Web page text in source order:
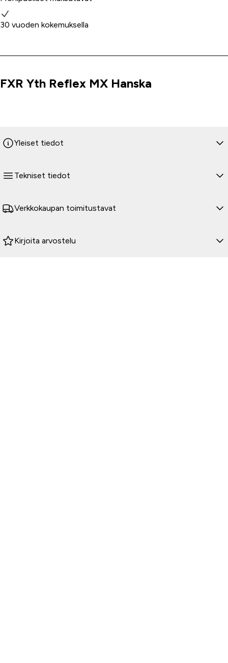
30 vuoden kokemuksella
Tuoteinfo
FXR Yth Reflex MX Hanska
Yleiset tiedot
Tekniset tiedot
Verkkokaupan toimitustavat
Kirjoita arvostelu